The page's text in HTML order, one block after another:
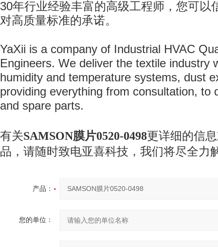
30年行业经验丰富的高级工程师，您可以
对高质量标准的承诺。
YaXii is a company of Industrial HVAC
Engineers. We deliver the textile industry
humidity and temperature systems, dust
providing everything from consultation, to
and spare parts.
有关SAMSON膜片0520-0498更详细的信
品，请随时致电亚喜科技 ，我们将尽全力
产品：
您的单位：